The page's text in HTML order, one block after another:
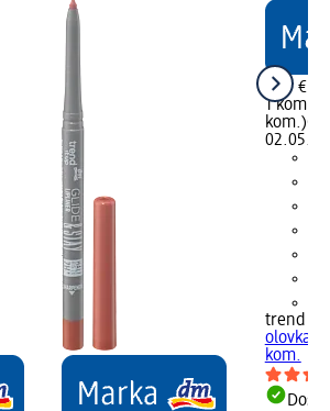
1,95 €
1 kom.
kom.)
trend !t
olovka
kom.